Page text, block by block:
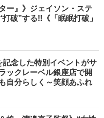
ー』》ジェイソン・ステ
破”する!!《「眠眠打破」
記念した特別イベントがサ
ックレーベル銀座店で開
自分らしく～笑顔あふれ